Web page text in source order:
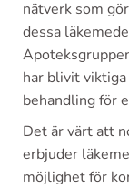
nätverk som
dessa
har blivit
behandling för
Det är värt att
erbjuder
möjlighet för